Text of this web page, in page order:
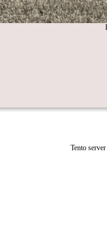
Tento